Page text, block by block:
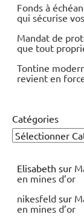
Fonds à
qui sécurise
Mandat de
que tout
Tontine
revient en
Catégories
Elisabeth sur
en mines d’or
nikesfeld sur
en mines d’or